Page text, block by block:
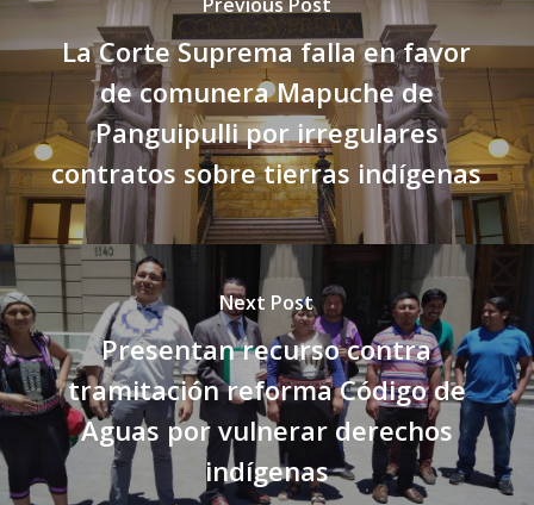
La Corte Suprema falla en favor
de comunera Mapuche de
Panguipulli por irregulares
contratos sobre tierras indígenas
Next Post
Presentan recurso contra
tramitación reforma Código de
Aguas por vulnerar derechos
indígenas